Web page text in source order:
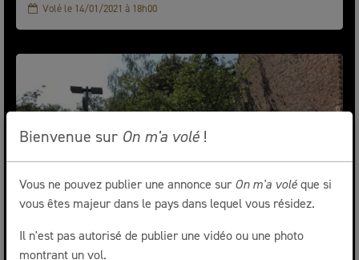
Volé le 14/01/2021 à 18h00
Bienvenue sur On m'a volé !
Vous ne pouvez publier une annonce sur On m'a voléque si
vous êtes majeur dans le pays dans lequel vous résidez.
Il n'est pas autorisé de publier une vidéo ou une photo
montrant un vol.